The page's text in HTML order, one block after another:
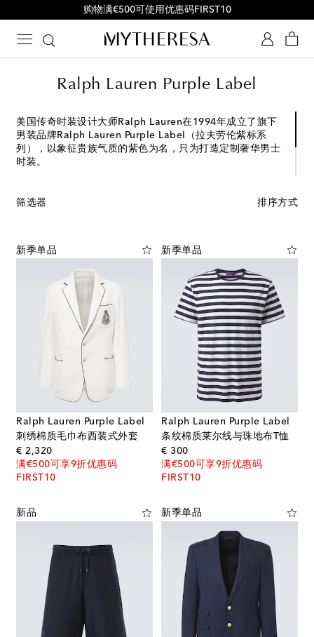
购物满€500可使用优惠码FIRST10
Ralph Lauren Purple Label
美国传奇时装设计大师Ralph Lauren在1994年成立了旗下
男装品牌Ralph Lauren Purple Label（拉夫劳伦紫标系
列），以象征贵族气质的紫色为名，只为打造定制奢华男士
时装。
选择，从山羊绒、粗花呢、丝绒到柔软的绒面革等天然面
筛选器 排序方式
新季单品
Ralph Lauren Purple Label
刺绣棉质毛巾布西装式外套
€ 2,320original price
满€500可享9折优惠码
FIRST10
新季单品
Ralph Lauren Purple Label
条纹棉质莱尔线与珠地布T恤
€ 300original price
满€500可享9折优惠码
FIRST10
新品 新季单品